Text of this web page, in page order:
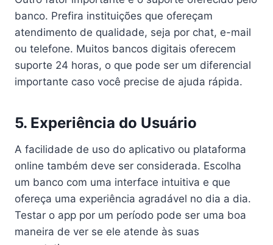
banco. Prefira instituições que ofereçam
atendimento de qualidade, seja por chat, e-mail
ou telefone. Muitos bancos digitais oferecem
suporte 24 horas, o que pode ser um diferencial
importante caso você precise de ajuda rápida.
5. Experiência do Usuário
A facilidade de uso do aplicativo ou plataforma
online também deve ser considerada. Escolha
um banco com uma interface intuitiva e que
ofereça uma experiência agradável no dia a dia.
Testar o app por um período pode ser uma boa
maneira de ver se ele atende às suas